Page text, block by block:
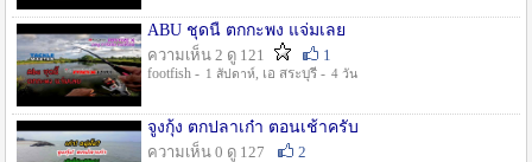
ABU ชุดนี้ ตกกะพง แจ่มเลย
ความเห็น 2 ดู 121
1
footfish - 1 สัปดาห์, เอ สระบุรี - 4 วัน
จูงกุ้ง ตกปลาเก๋า ตอนเช้าครับ
ความเห็น 0 ดู 127
2